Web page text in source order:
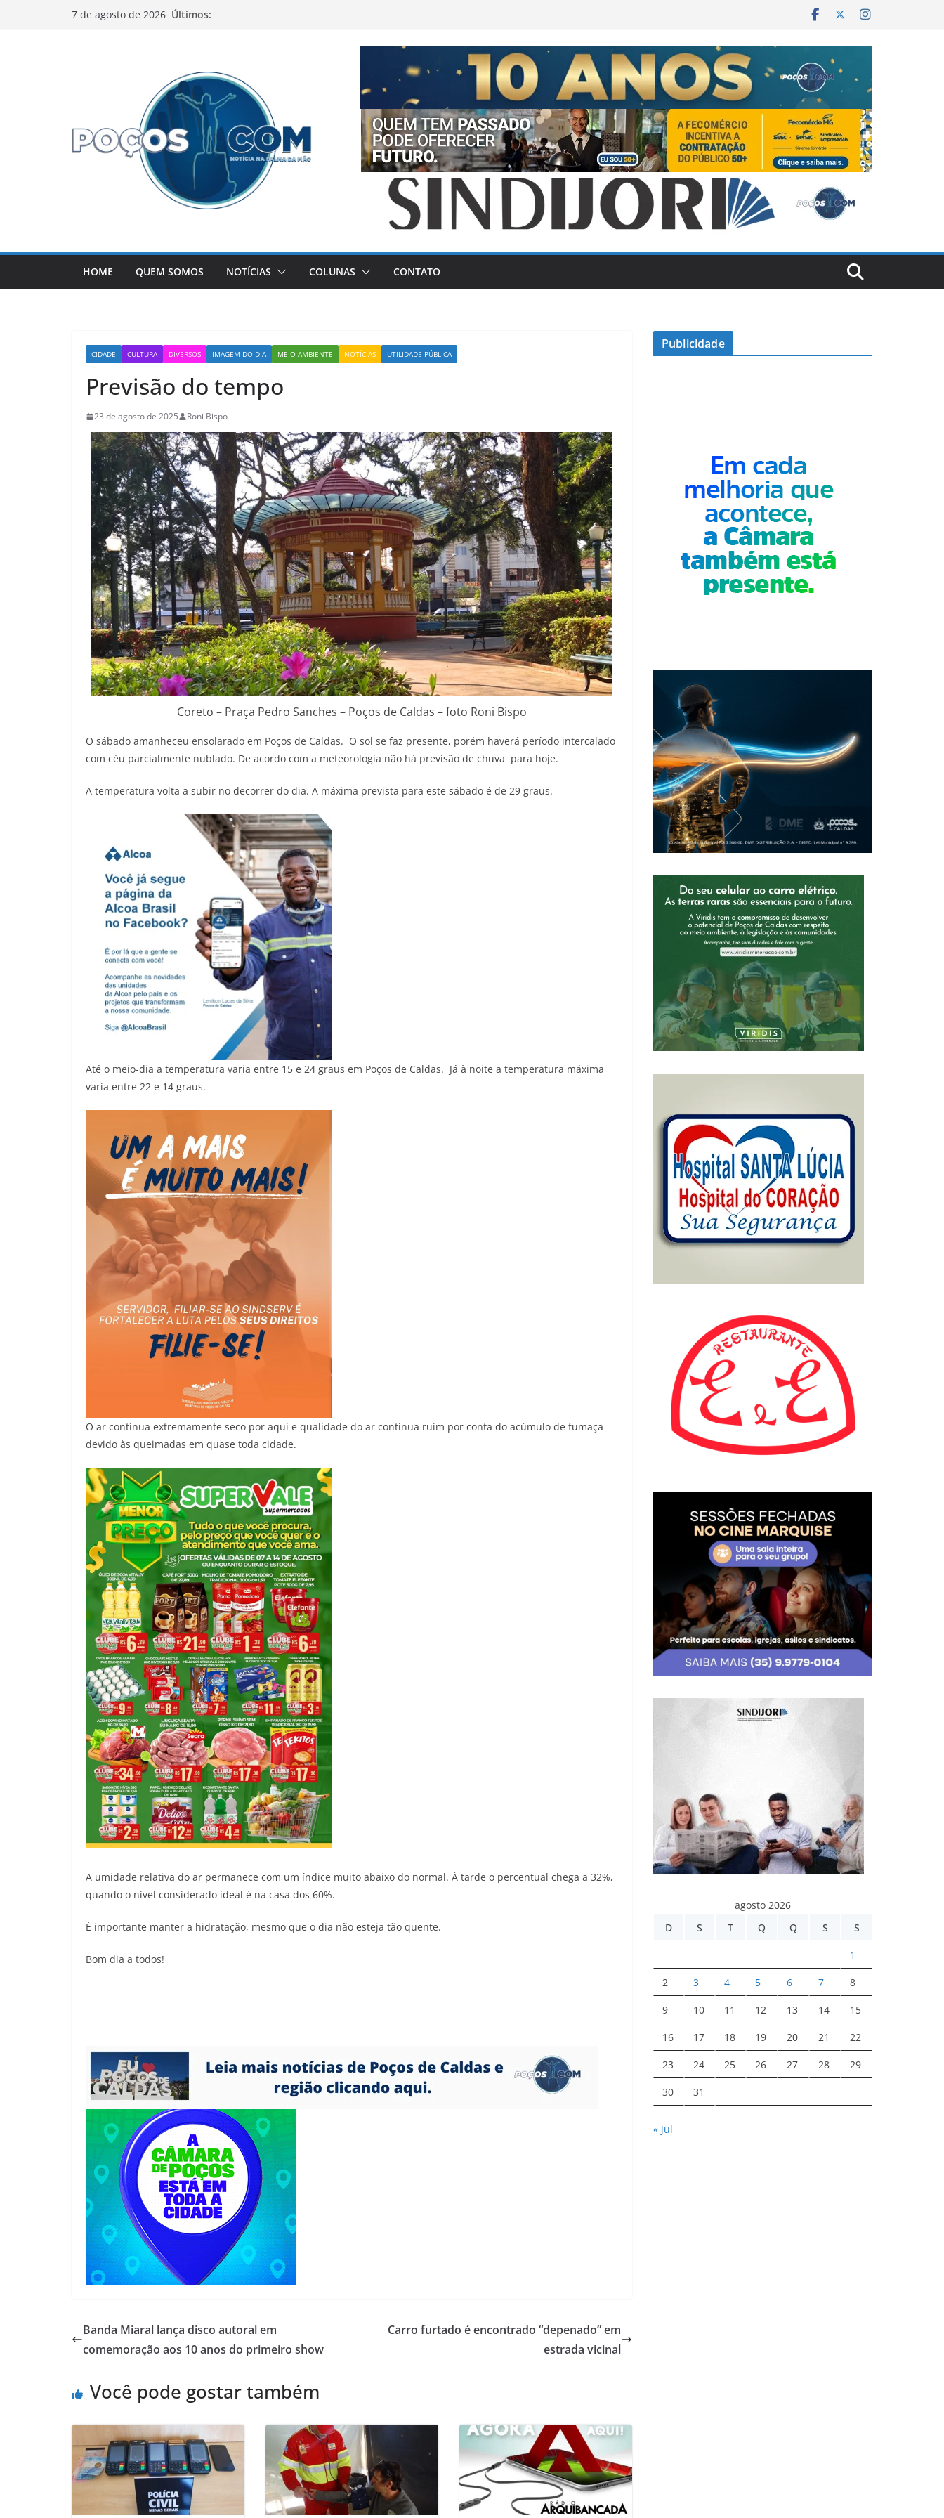
7 de agosto de 2026 Últimos:
HOME QUEM SOMOS NOTÍCIAS COLUNAS CONTATO
CIDADE CULTURA DIVERSOS IMAGEM DO DIA MEIO AMBIENTE NOTÍCIAS UTILIDADE PÚBLICA
Previsão do tempo
23 de agosto de 2025 Roni Bispo
Coreto – Praça Pedro Sanches – Poços de Caldas – foto Roni Bispo
O sábado amanheceu ensolarado em Poços de Caldas. O sol se faz presente, porém haverá período intercalado
com céu parcialmente nublado. De acordo com a meteorologia não há previsão de chuva para hoje.
A temperatura volta a subir no decorrer do dia. A máxima prevista para este sábado é de 29 graus.
Até o meio-dia a temperatura varia entre 15 e 24 graus em Poços de Caldas. Já à noite a temperatura máxima
varia entre 22 e 14 graus.
O ar continua extremamente seco por aqui e qualidade do ar continua ruim por conta do acúmulo de fumaça
devido às queimadas em quase toda cidade.
A umidade relativa do ar permanece com um índice muito abaixo do normal. À tarde o percentual chega a 32%,
quando o nível considerado ideal é na casa dos 60%.
É importante manter a hidratação, mesmo que o dia não esteja tão quente.
Bom dia a todos!
Banda Miaral lança disco autoral em
comemoração aos 10 anos do primeiro show
Carro furtado é encontrado “depenado” em
estrada vicinal
Você pode gostar também
Publicidade
agosto 2026
D
S T Q Q S S
1
2 3 4 5 6 7 8
9 10 11 12 13 14 15
16 17 18 19 20 21 22
23 24 25 26 27 28 29
30 31
« jul